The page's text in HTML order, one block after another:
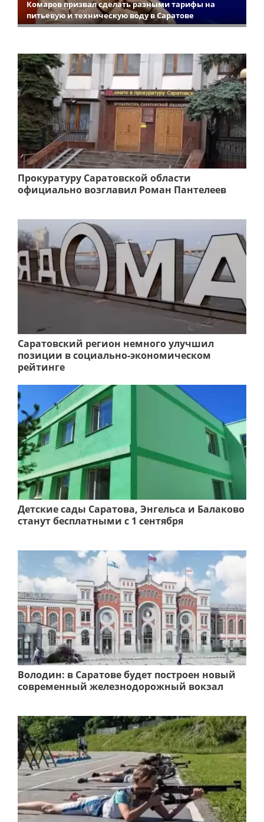
Комаров призвал сделать разными тарифы на
питьевую и техническую воду в Саратове
Прокуратуру Саратовской области
официально возглавил Роман Пантелеев
Саратовский регион немного улучшил
позиции в социально-экономическом
рейтинге
Детские сады Саратова, Энгельса и Балаково
станут бесплатными с 1 сентября
Володин: в Саратове будет построен новый
современный железнодорожный вокзал